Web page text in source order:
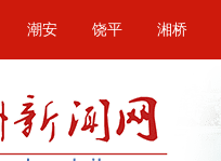
潮安 饶平 湘桥